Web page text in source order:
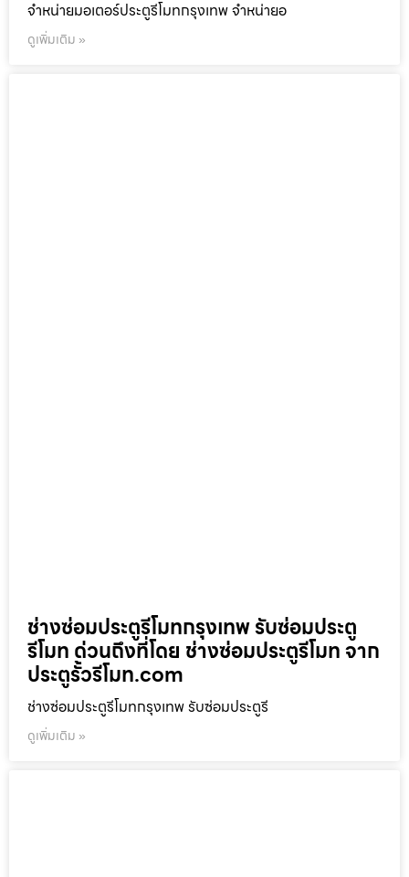
จำหน่ายมอเตอร์ประตูรีโมทกรุงเทพ จำหน่ายอ
ดูเพิ่มเติม »
ช่างซ่อมประตูรีโมทกรุงเทพ รับซ่อมประตู
รีโมท ด่วนถึงที่โดย ช่างซ่อมประตูรีโมท จาก
ประตูรั้วรีโมท.com
ช่างซ่อมประตูรีโมทกรุงเทพ รับซ่อมประตูรี
ดูเพิ่มเติม »